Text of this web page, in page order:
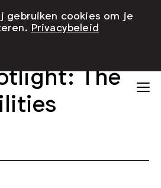
The
gebruiken cookies om je
Privacybeleid